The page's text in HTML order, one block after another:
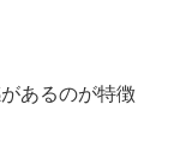
あるのが特徴